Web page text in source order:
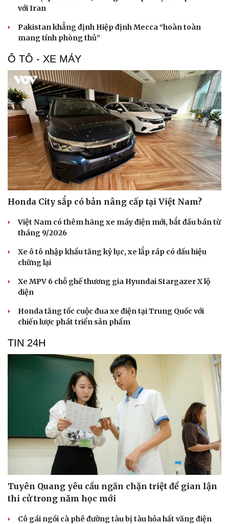
Săn Tour
check-in
Podcast
Câu chuyện thời sự
Đọc truyện đêm khuya
Cửa sổ tình yêu
Kể chuyện cho bé
Hạt giống tâm hồn
với Iran
Pakistan khẳng định Hiệp định Mecca “hoàn toàn
mang tính phòng thủ”
Ô TÔ - XE MÁY
Honda City sắp có bản nâng cấp tại Việt Nam?
Việt Nam có thêm hãng xe máy điện mới, bắt đầu bán từ
tháng 9/2026
Xe ô tô nhập khẩu tăng kỷ lục, xe lắp ráp có dấu hiệu
chững lại
Xe MPV 6 chỗ ghế thương gia Hyundai Stargazer X lộ
diện
Honda tăng tốc cuộc đua xe điện tại Trung Quốc với
chiến lược phát triển sản phẩm
TIN 24H
Tuyên Quang yêu cầu ngăn chặn triệt để gian lận
thi cử trong năm học mới
Cô gái ngồi cà phê đường tàu bị tàu hỏa hất văng điện